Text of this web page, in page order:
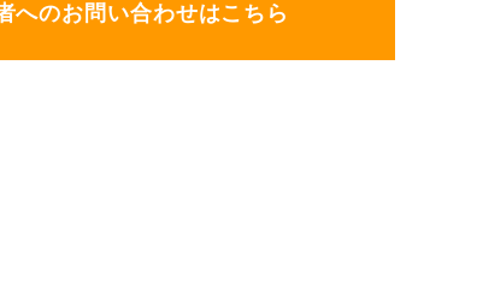
へのお問い合わせはこちら